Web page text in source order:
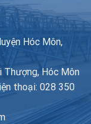
Hóc Môn,
Thượng, Hóc Môn
thoại: 028 350